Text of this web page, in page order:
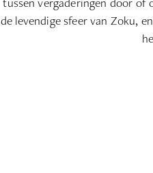
de levendige sfeer van Zoku,